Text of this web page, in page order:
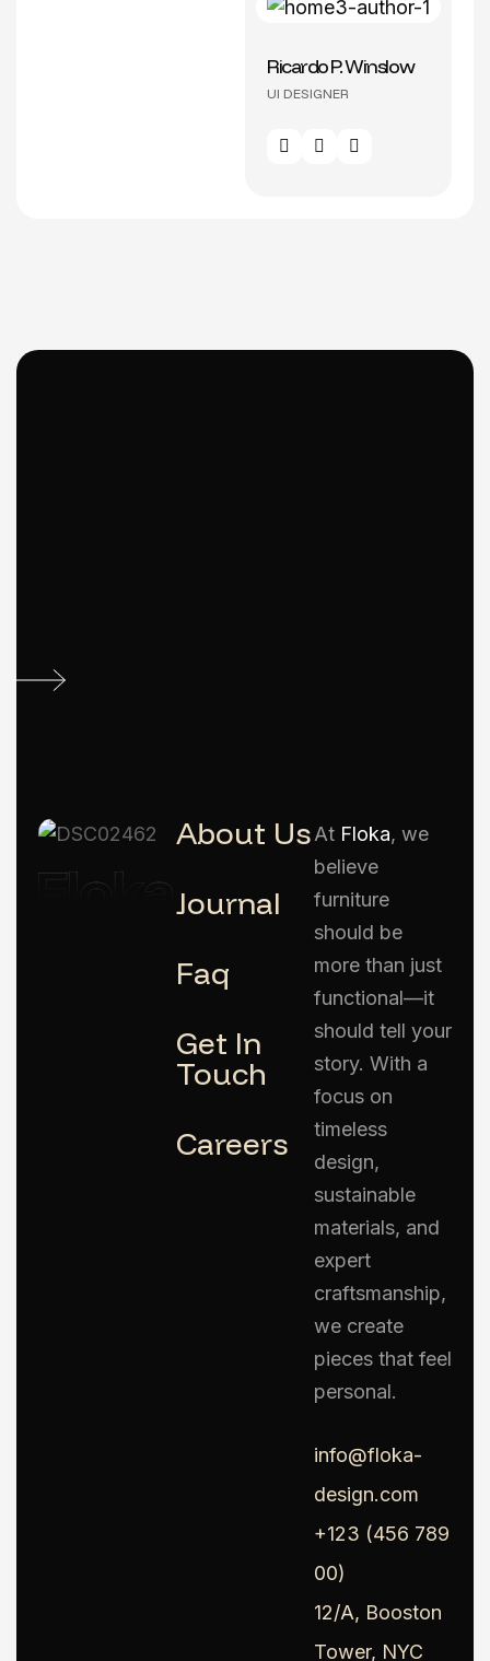
Ricardo P. Winslow
UI DESIGNER
About Us
Journal
Faq
Get In
Touch
Careers
At Floka, we
believe
furniture
should be
more than just
functional—it
should tell your
story. With a
focus on
timeless
design,
sustainable
materials, and
expert
craftsmanship,
we create
pieces that feel
personal.
info@floka-
design.com
+123 (456 789
00)
12/A, Booston
Tower, NYC